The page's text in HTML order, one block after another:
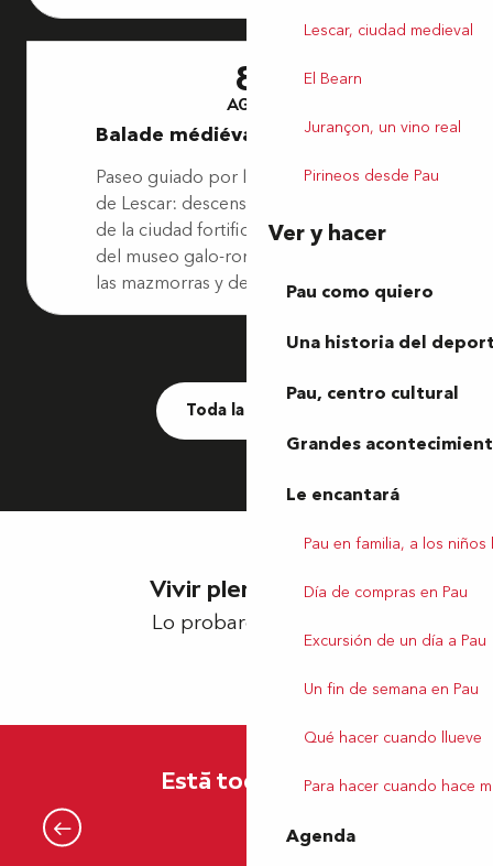
Lescar, ciudad medieval
El Bearn
Jurançon, un vino real
Pirineos desde Pau
Ver y hacer
Pau como quiero
Una historia del
Pau, centro cultural
Grandes
Le encantará
Pau en familia, a los niños
Día de compras en Pau
Excursión de un día a Pau
Un fin de semana en Pau
Qué hacer cuando llueve
Para hacer cuando hace
Agenda
8
AGO.
Balade médiévale
Paseo guiado por la ciudad medieval
de Lescar: descenso por las murallas
de la ciudad fortificada, presentación
del museo galo-romano, entrada en
las mazmorras y descubrimiento...
Toda la agenda
Vivir plenamente
Lo probaron para ti.
Está todo aquí.
Una historia del deporte